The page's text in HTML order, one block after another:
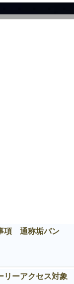
項 通称垢バン
リーアクセス対象